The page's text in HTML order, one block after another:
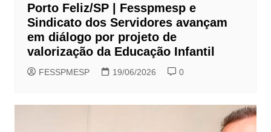
Porto Feliz/SP | Fesspmesp e
Sindicato dos Servidores avançam
em diálogo por projeto de
valorização da Educação Infantil
FESSPMESP 19/06/2026 0